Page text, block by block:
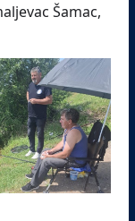
Šamac,